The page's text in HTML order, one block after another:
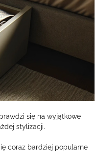
się na wyjątkowe
stylizacji.
coraz bardziej popularne